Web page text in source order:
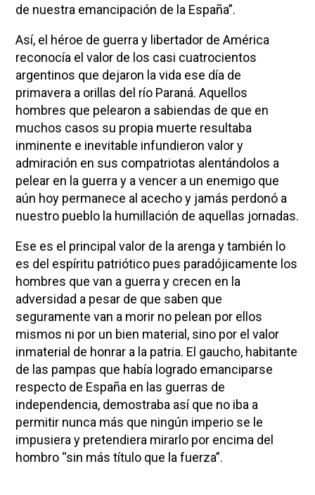
de nuestra emancipación de la España”.
Así, el héroe de guerra y libertador de América
reconocía el valor de los casi cuatrocientos
argentinos que dejaron la vida ese día de
primavera a orillas del río Paraná. Aquellos
hombres que pelearon a sabiendas de que en
muchos casos su propia muerte resultaba
inminente e inevitable infundieron valor y
admiración en sus compatriotas alentándolos a
pelear en la guerra y a vencer a un enemigo que
aún hoy permanece al acecho y jamás perdonó a
nuestro pueblo la humillación de aquellas jornadas.
Ese es el principal valor de la arenga y también lo
es del espíritu patriótico pues paradójicamente los
hombres que van a guerra y crecen en la
adversidad a pesar de que saben que
seguramente van a morir no pelean por ellos
mismos ni por un bien material, sino por el valor
inmaterial de honrar a la patria. El gaucho, habitante
de las pampas que había logrado emanciparse
respecto de España en las guerras de
independencia, demostraba así que no iba a
permitir nunca más que ningún imperio se le
impusiera y pretendiera mirarlo por encima del
hombro “sin más título que la fuerza”.